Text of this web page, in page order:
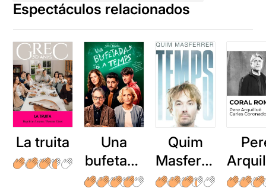
Espectáculos relacionados
La truita
Una
bufetada
a temps
Quim
Masferre
r: Temps
: